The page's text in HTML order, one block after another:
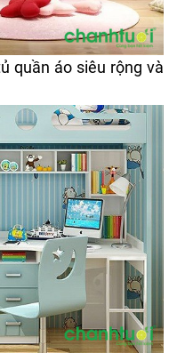
quần áo siêu rộng và